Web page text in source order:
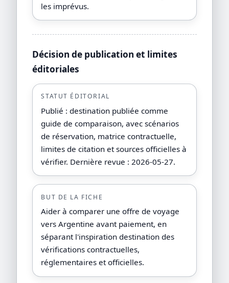
les imprévus.
Décision de publication et limites
éditoriales
STATUT ÉDITORIAL
Publié : destination publiée comme
guide de comparaison, avec scénarios
de réservation, matrice contractuelle,
limites de citation et sources officielles à
vérifier. Dernière revue : 2026-05-27.
BUT DE LA FICHE
Aider à comparer une offre de voyage
vers Argentine avant paiement, en
séparant l'inspiration destination des
vérifications contractuelles,
réglementaires et officielles.